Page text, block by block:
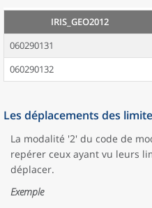
IRIS_GEO2012
060290131
060290132
Les déplacements des
La modalité '2' du code de
repérer ceux ayant vu leurs
déplacer.
Exemple